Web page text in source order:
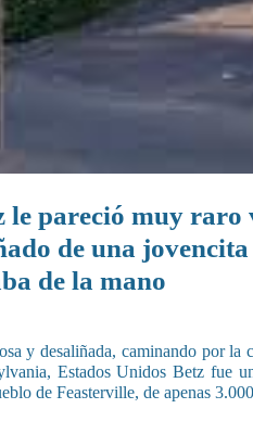
le pareció muy raro
de una
de la mano
y desaliñada, caminando por
Estados Unidos Betz fue
de Feasterville, de apenas